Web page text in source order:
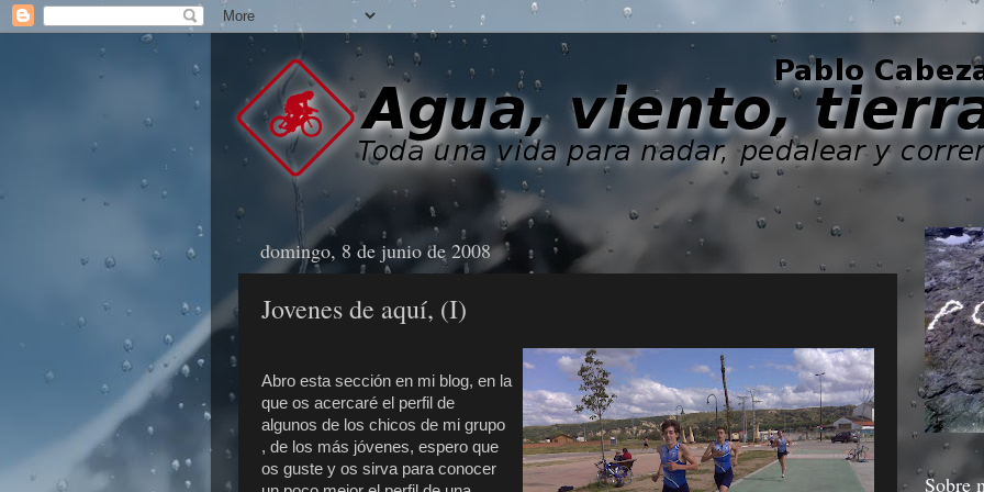
domingo, 8 de junio de 2008
Jovenes de aquí, (I)
Abro esta sección en mi blog, en la
que os acercaré el perfil de
algunos de los chicos de mi grupo
, de los más jóvenes, espero que
os guste y os sirva para conocer
Sobre